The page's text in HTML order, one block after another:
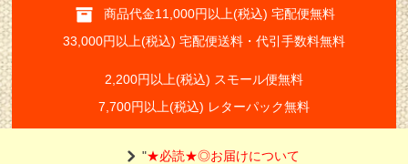
商品代金11,000円以上(税込) 宅配便無料
33,000円以上(税込) 宅配便送料・代引手数料無料
2,200円以上(税込) スモール便無料
7,700円以上(税込) レターパック無料
"★必読★◎お届けについて